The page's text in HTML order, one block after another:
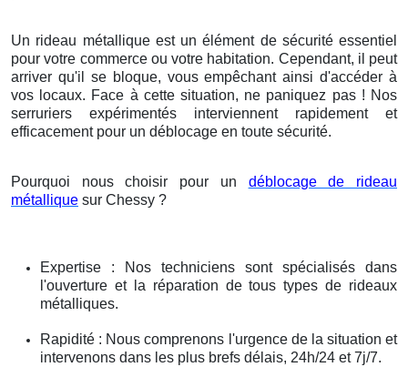
Un rideau métallique est un élément de sécurité essentiel
pour votre commerce ou votre habitation. Cependant, il peut
arriver qu'il se bloque, vous empêchant ainsi d'accéder à
vos locaux. Face à cette situation, ne paniquez pas ! Nos
serruriers expérimentés interviennent rapidement et
efficacement pour un déblocage en toute sécurité.
Pourquoi nous choisir pour un déblocage de rideau
métallique sur Chessy ?
Expertise : Nos techniciens sont spécialisés dans
l'ouverture et la réparation de tous types de rideaux
métalliques.
Rapidité : Nous comprenons l'urgence de la situation et
intervenons dans les plus brefs délais, 24h/24 et 7j/7.